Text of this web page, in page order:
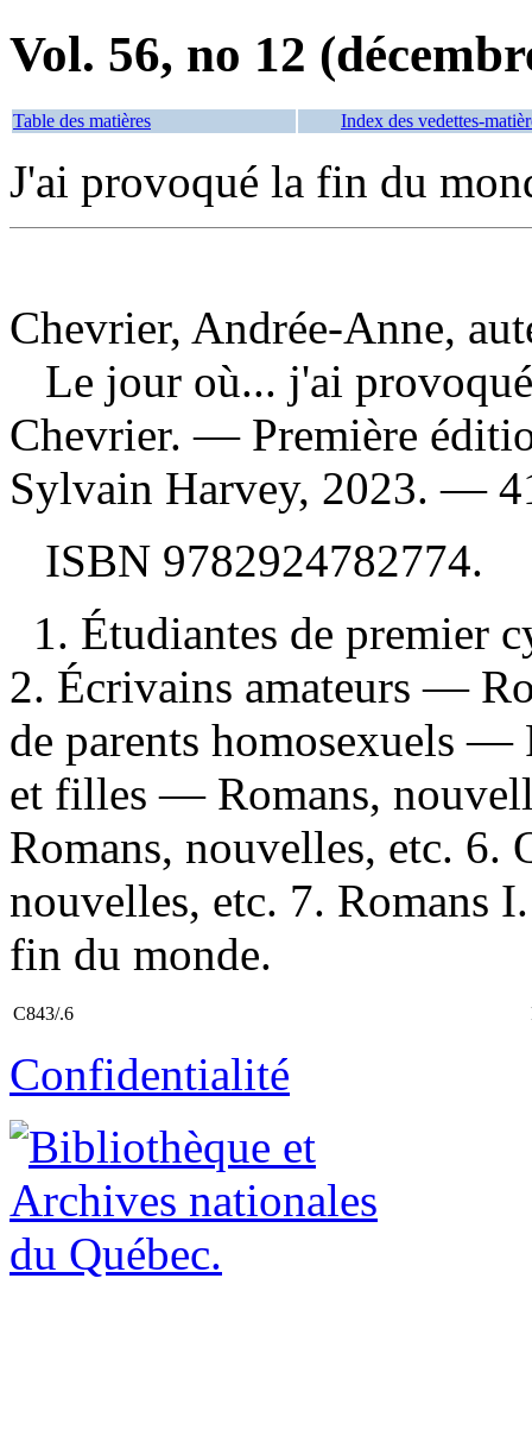
Vol. 56, no 12
Table des matières Index des vedettes-
J'ai provoqué la fin du
Chevrier, Andrée-Anne,
Le jour où... j'ai
Chevrier. — Première
Sylvain Harvey, 2023. —
ISBN 9782924782774.
1. Étudiantes de premier
2. Écrivains amateurs —
de parents homosexuels —
et filles — Romans,
Romans, nouvelles, etc.
nouvelles, etc. 7. Romans
fin du monde.
C843/.6
Confidentialité